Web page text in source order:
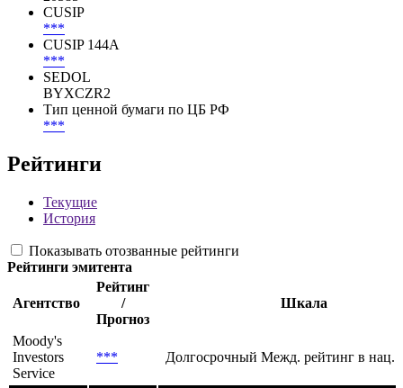
CUSIP
***
CUSIP 144A
***
SEDOL
BYXCZR2
Тип ценной бумаги по ЦБ РФ
***
Рейтинги
Текущие
История
Показывать отозванные рейтинги
Рейтинги эмитента
Агентство
Рейтинг
/
Прогноз
Шкала
Moody's
Investors
Service
*** Долгосрочный Межд. рейтинг в нац.